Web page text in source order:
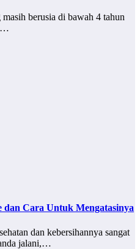
berusia di bawah 4 tahun
dan Cara Untuk Mengatasinya
dan kebersihannya sangat
jalani,…